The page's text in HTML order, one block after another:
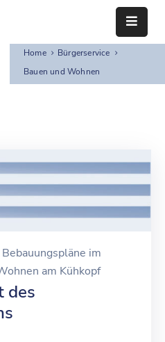
Home
Bürgerservice
Bauen und Wohnen
Bebauungspläne im
am Kühkopf
des